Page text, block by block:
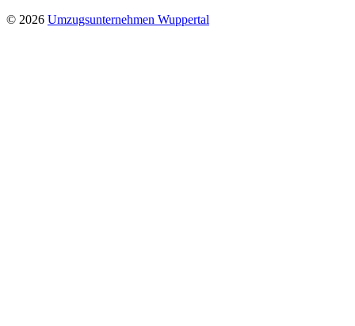
© 2026 Umzugsunternehmen Wuppertal